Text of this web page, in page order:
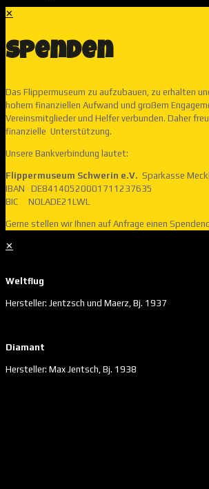
✕
Spenden
Das Flippermuseum zu aufzubauen, zu erhalten
hohem finanziellen Aufwand und großem
Vereinsmitglieder und Helfer verbunden. Daher
finanzielle Unterstützung.
Unsere Bankverbindung lautet:
Flippermuseum Schwerin e.V. Sparkasse
IBAN DE84140520001711237635
BIC NOLADE21LWL
Gerne stellen wir Ihnen auf Anfrage einen
✕
Weltflug
Hersteller: Jentzsch und Maerz, Bj. 1937
Diamant
Hersteller: Max Jentsch, Bj. 1938